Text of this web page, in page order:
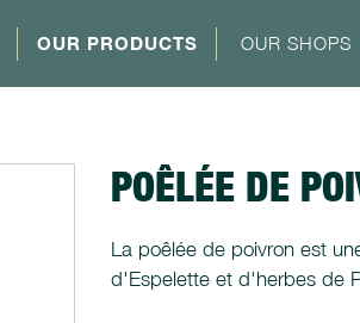
OUR PRODUCTS OUR SHOPS
POÊLÉE DE
La poêlée de poivron est
d'Espelette et d'herbes de